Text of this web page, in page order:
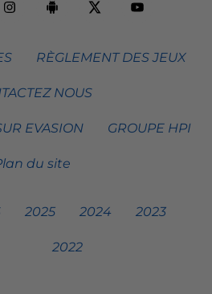
RÈGLEMENT DES JEUX
NOUS
EVASION GROUPE HPI
du site
2025 2024 2023
2022